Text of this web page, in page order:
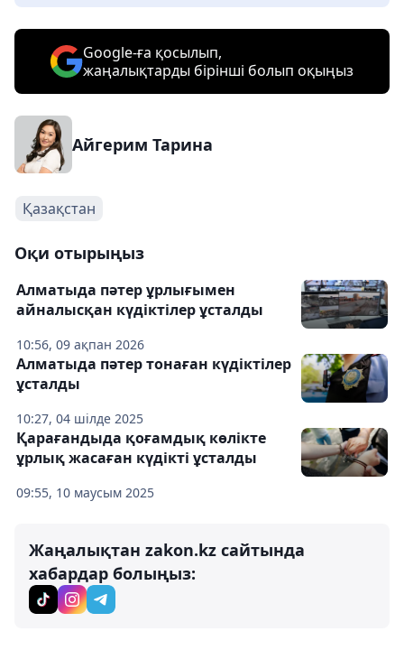
Google-ға қосылып,
жаңалықтарды бірінші болып оқыңыз
Айгерим Тарина
Қазақстан
Оқи отырыңыз
10:56, 09 ақпан 2026
Алматыда пәтер ұрлығымен
айналысқан күдіктілер ұсталды
10:27, 04 шілде 2025
Алматыда пәтер тонаған күдіктілер
ұсталды
09:55, 10 маусым 2025
Қарағандыда қоғамдық көлікте
ұрлық жасаған күдікті ұсталды
Жаңалықтан zakon.kz сайтында
хабардар болыңыз: